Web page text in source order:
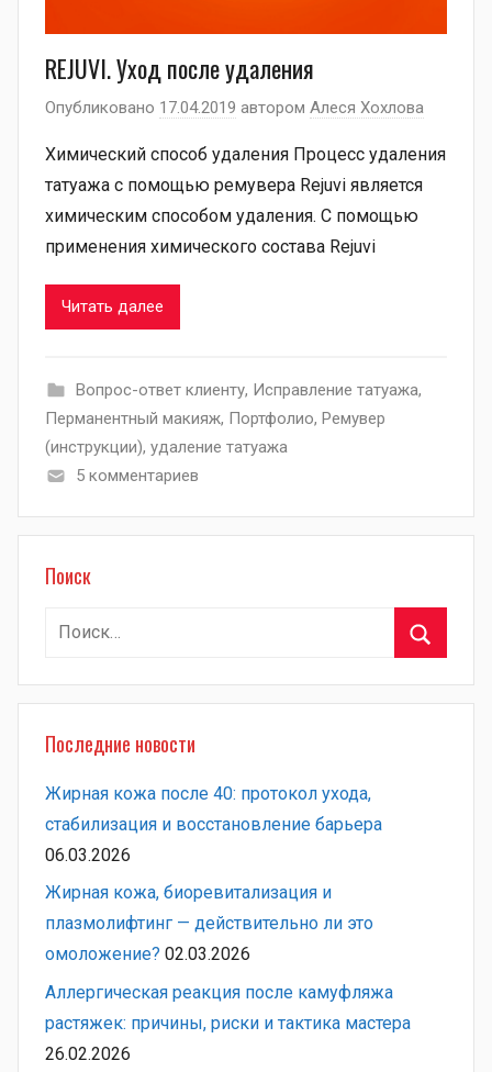
REJUVI. Уход после удаления
Опубликовано 17.04.2019 автором Алеся Хохлова
Химический способ удаления Процесс удаления
татуажа с помощью ремувера Rejuvi является
химическим способом удаления. С помощью
применения химического состава Rejuvi
Читать далее
Вопрос-ответ клиенту, Исправление татуажа,
Перманентный макияж, Портфолио, Ремувер
(инструкции), удаление татуажа
5 комментариев
Поиск
Найти:
Последние новости
Жирная кожа после 40: протокол ухода,
стабилизация и восстановление барьера
06.03.2026
Жирная кожа, биоревитализация и
плазмолифтинг — действительно ли это
омоложение? 02.03.2026
Аллергическая реакция после камуфляжа
растяжек: причины, риски и тактика мастера
26.02.2026